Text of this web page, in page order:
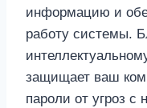
информацию и
работу системы.
защищает ваш
пароли от угроз с